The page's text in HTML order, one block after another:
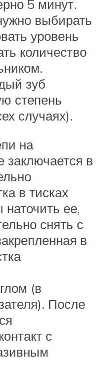
5 минут.
выбирать
уровень
количество
зуб
степень
случаях).
на
заключается в
в тисках
ее,
снять с
в
(в
После
с